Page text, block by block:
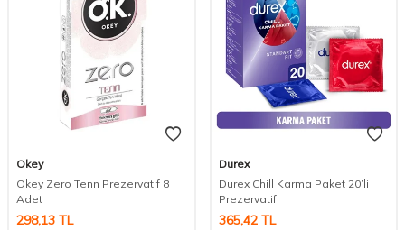
Okey
Okey Zero Tenn Prezervatif 8
Adet
298,13 TL
Durex
Durex Chill Karma Paket 20’li
Prezervatif
365,42TL